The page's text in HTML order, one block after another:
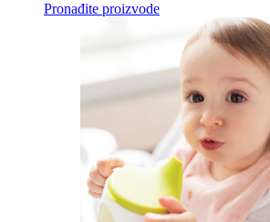
Pronađite proizvode